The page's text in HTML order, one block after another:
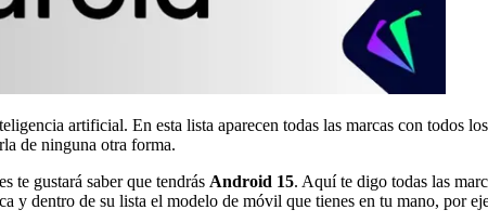
artificial. En esta lista aparecen todas las marcas con todos
de ninguna otra forma.
te gustará saber que tendrás Android 15. Aquí te digo todas las
y dentro de su lista el modelo de móvil que tienes en tu mano, por